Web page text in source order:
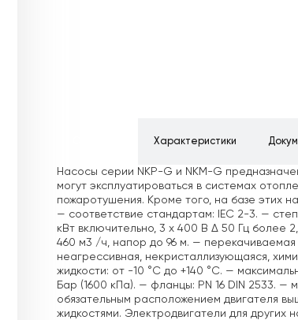
Характеристики
Насосы серии NKP-G и NKM-G
могут эксплуатироваться в системах
пожаротушения. Кроме того, на базе этих
— соответствие стандартам: IEC 2-3. —
кВт включительно, 3 х 400 В Δ 50 Гц более
460 м3 /ч, напор до 96 м. — перекачиваемая
неагрессивная, некристаллизующаяся,
жидкости: от -10 °C до +140 °C. —
Бар (1600 кПа). — фланцы: PN 16 DIN 2533. —
обязательным расположением двигателя
жидкостями. Электродвигатели для других